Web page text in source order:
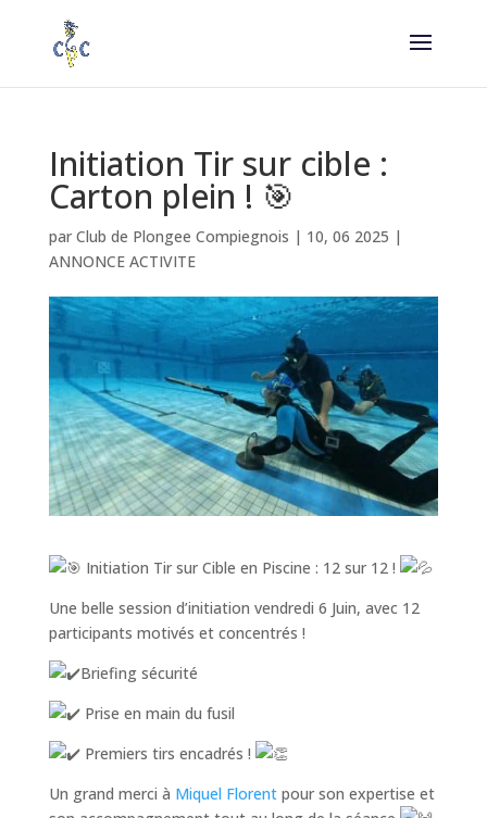
Initiation Tir sur cible :
Carton plein ! 🎯
par Club de Plongee Compiegnois | 10, 06 2025 |
ANNONCE ACTIVITE
Initiation Tir sur Cible en Piscine : 12 sur 12 !
Une belle session d’initiation vendredi 6 Juin, avec 12
participants motivés et concentrés !
Briefing sécurité
Prise en main du fusil
Premiers tirs encadrés !
Un grand merci à Miquel Florentpour son expertise et